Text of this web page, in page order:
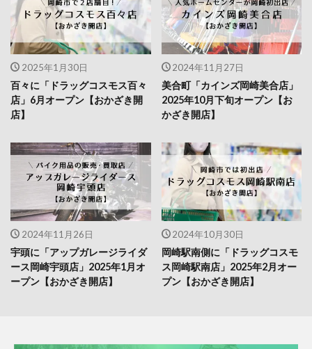
2025年1月30日
百々に「ドラッグコスモス百々
店」6月オープン【おかざき開
店】
2024年11月27日
美合町「カインズ岡崎美合店」
2025年10月下旬オープン【お
かざき開店】
2024年11月26日
宇頭に「アップガレージライダ
ース岡崎宇頭店」2025年1月オ
ープン【おかざき開店】
2024年10月30日
岡崎駅南側に「ドラッグコスモ
ス岡崎駅南店」2025年2月オー
プン【おかざき開店】